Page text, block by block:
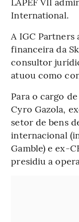
International.
A IGC
financeira da
consultor
atuou como
Para o cargo
Cyro Gazola,
setor de bens
internacional
Gamble) e ex-
presidiu a